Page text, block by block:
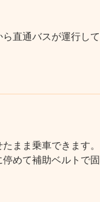
直通バスが運行して
まま乗車できます。
めて補助ベルトで